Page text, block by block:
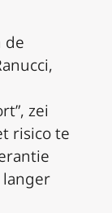
de
zei
risico te